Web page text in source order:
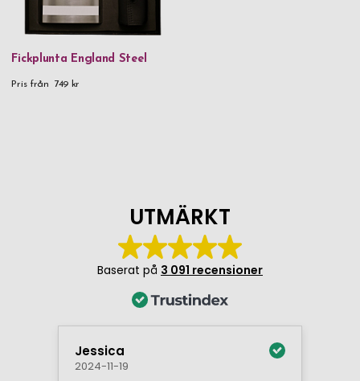
Fickplunta England Steel
Pris från 749 kr